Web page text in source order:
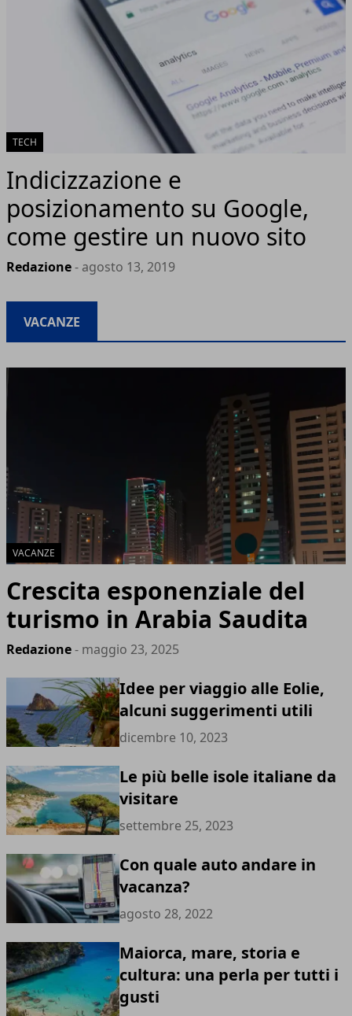
TECH
Indicizzazione e
posizionamento su Google,
come gestire un nuovo sito
Redazione- agosto 13, 2019
VACANZE
VACANZE
Crescita esponenziale del
turismo in Arabia Saudita
Redazione- maggio 23, 2025
Idee per viaggio alle Eolie,
alcuni suggerimenti utili
dicembre 10, 2023
Le più belle isole italiane da
visitare
settembre 25, 2023
Con quale auto andare in
vacanza?
agosto 28, 2022
Maiorca, mare, storia e
cultura: una perla per tutti i
gusti